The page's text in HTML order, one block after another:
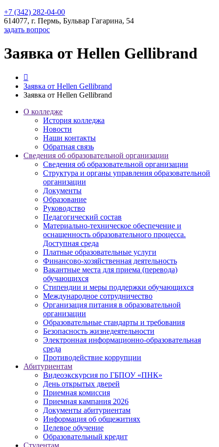
+7 (342) 282-04-00
614077, г. Пермь, Бульвар Гагарина, 54
задать вопрос
Заявка от Hellen Gellibrand
Заявка от Hellen Gellibrand
Заявка от Hellen Gellibrand
О колледже
История колледжа
Новости
Наши контакты
Обратная связь
Сведения об образовательной организации
Сведения об образовательной организации
Структура и органы управления образовательной
организации
Документы
Образование
Руководство
Педагогический состав
Материально-техническое обеспечение и
оснащенность образовательного процесса.
Доступная среда
Платные образовательные услуги
Финансово-хозяйственная деятельность
Вакантные места для приема (перевода)
обучающихся
Стипендии и меры поддержки обучающихся
Международное сотрудничество
Организация питания в образовательной
организации
Образовательные стандарты и требования
Безопасность жизнедеятельности
Электронная информационно-образовательная
среда
Противодействие коррупции
Абитуриентам
Видеоэкскурсия по ГБПОУ «ПНК»
День открытых дверей
Приемная комиссия
Приемная кампания 2026
Дoкументы абитуриентам
Информация об общежитиях
Целевое обучение
Образовательный кредит
Студентам